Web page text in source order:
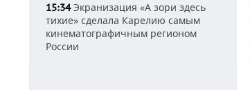
15:34Экранизация «А зори здесь
тихие» сделала Карелию самым
кинематографичным регионом
России